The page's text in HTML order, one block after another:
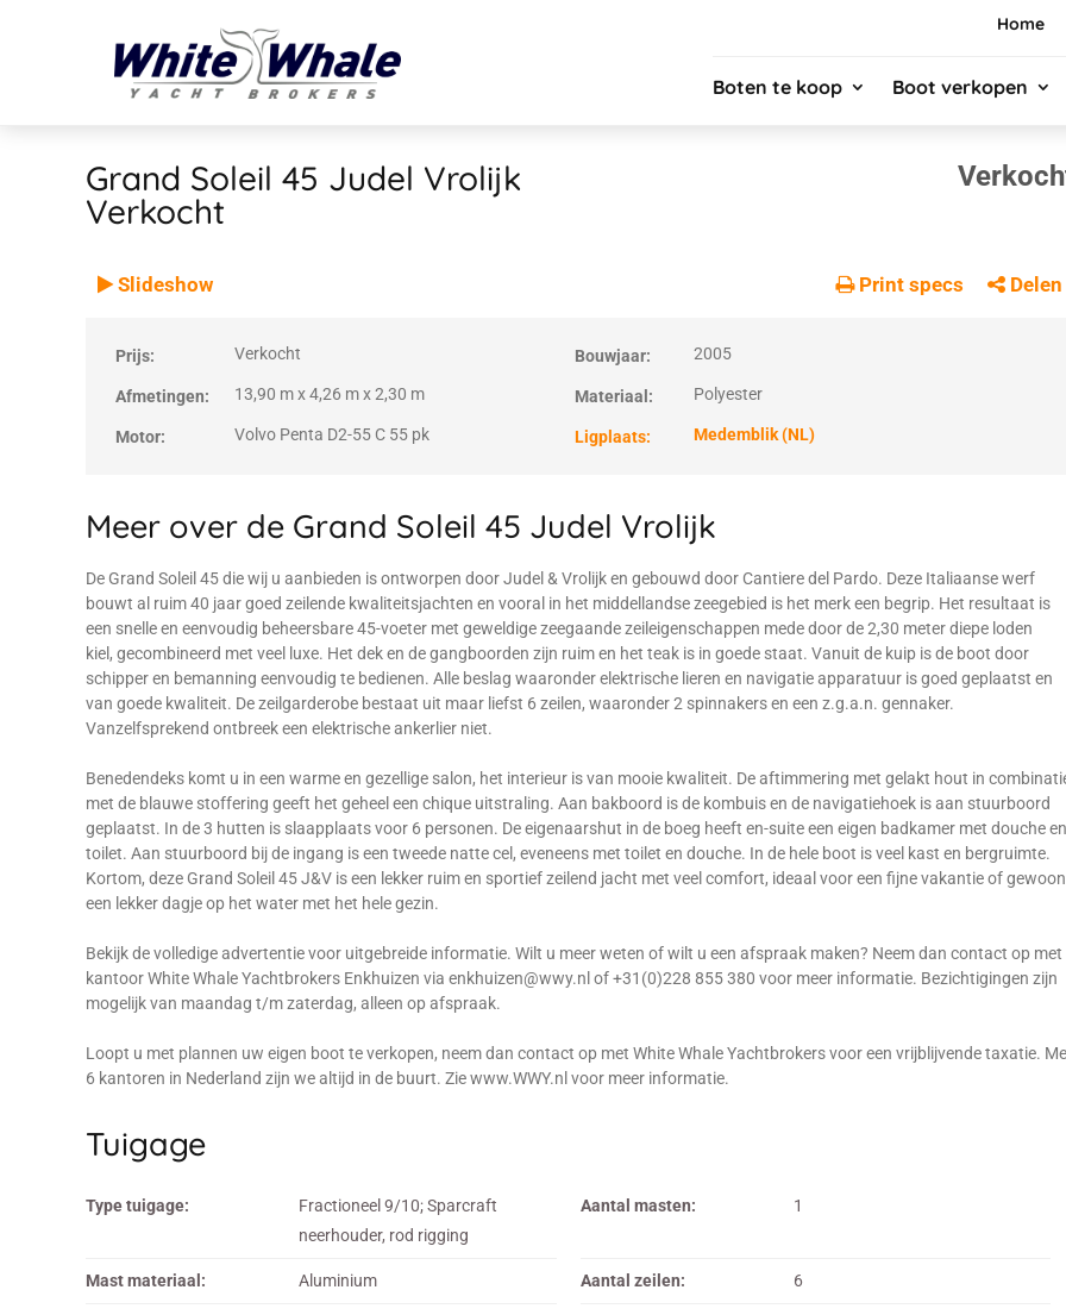
Home
Boten te koop Boot verkopen
Grand Soleil 45 Judel Vrolijk
Verkocht
VERKOCHT
Verkocht
Slideshow Print specs Delen
Prijs: Verkocht Bouwjaar: 2005
Afmetingen: 13,90 m x 4,26 m x 2,30 m Materiaal: Polyester
Motor: Volvo Penta D2-55 C 55 pk Ligplaats: Medemblik (NL)
Meer over de Grand Soleil 45 Judel Vrolijk
De Grand Soleil 45 die wij u aanbieden is ontworpen door Judel & Vrolijk en gebouwd door Cantiere del Pardo. Deze Italiaanse werf
bouwt al ruim 40 jaar goed zeilende kwaliteitsjachten en vooral in het middellandse zeegebied is het merk een begrip. Het resultaat is
een snelle en eenvoudig beheersbare 45-voeter met geweldige zeegaande zeileigenschappen mede door de 2,30 meter diepe loden
kiel, gecombineerd met veel luxe. Het dek en de gangboorden zijn ruim en het teak is in goede staat. Vanuit de kuip is de boot door
schipper en bemanning eenvoudig te bedienen. Alle beslag waaronder elektrische lieren en navigatie apparatuur is goed geplaatst en
van goede kwaliteit. De zeilgarderobe bestaat uit maar liefst 6 zeilen, waaronder 2 spinnakers en een z.g.a.n. gennaker.
Vanzelfsprekend ontbreek een elektrische ankerlier niet.
Benedendeks komt u in een warme en gezellige salon, het interieur is van mooie kwaliteit. De aftimmering met gelakt hout in
met de blauwe stoffering geeft het geheel een chique uitstraling. Aan bakboord is de kombuis en de navigatiehoek is aan stuurboord
geplaatst. In de 3 hutten is slaapplaats voor 6 personen. De eigenaarshut in de boeg heeft en-suite een eigen badkamer met douche en
toilet. Aan stuurboord bij de ingang is een tweede natte cel, eveneens met toilet en douche. In de hele boot is veel kast en bergruimte.
Kortom, deze Grand Soleil 45 J&V is een lekker ruim en sportief zeilend jacht met veel comfort, ideaal voor een fijne vakantie of gewoon
een lekker dagje op het water met het hele gezin.
Bekijk de volledige advertentie voor uitgebreide informatie. Wilt u meer weten of wilt u een afspraak maken? Neem dan contact op met
kantoor White Whale Yachtbrokers Enkhuizen via enkhuizen@wwy.nl of +31(0)228 855 380 voor meer informatie. Bezichtigingen zijn
mogelijk van maandag t/m zaterdag, alleen op afspraak.
Loopt u met plannen uw eigen boot te verkopen, neem dan contact op met White Whale Yachtbrokers voor een vrijblijvende taxatie.
6 kantoren in Nederland zijn we altijd in de buurt. Zie www.WWY.nl voor meer informatie.
Tuigage
Type tuigage:
Fractioneel 9/10; Sparcraft
neerhouder, rod rigging
Aantal masten: 1
Mast materiaal: Aluminium Aantal zeilen: 6